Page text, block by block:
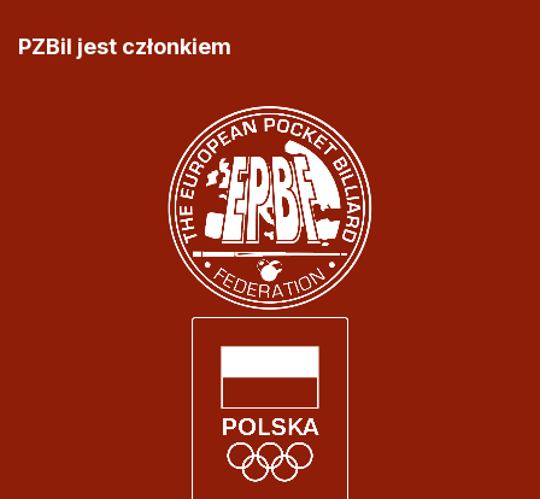
PZBil jest członkiem